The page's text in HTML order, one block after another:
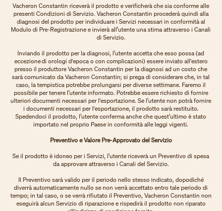
Vacheron Constantin riceverà il prodotto e verificherà che sia conforme alle
presenti Condizioni di Servizio. Vacheron Constantin procederà quindi alla
diagnosi del prodotto per individuare i Servizi necessari in conformità al
Modulo di Pre-Registrazione e invierà all’utente una stima attraverso i Canali
di Servizio.
Inviando il prodotto per la diagnosi, l’utente accetta che esso possa (ad
eccezione di orologi d'epoca o con complicazioni) essere inviato all'estero
presso il produttore Vacheron Constantin per la diagnosi ad un costo che
sarà comunicato da Vacheron Constantin; si prega di considerare che, in tal
caso, la tempistica potrebbe prolungarsi per diverse settimane. Faremo il
possibile per tenere l’utente informato. Potrebbe essere richiesto di fornire
ulteriori documenti necessari per l'esportazione. Se l’utente non potrà fornire
i documenti necessari per l'esportazione, il prodotto sarà restituito.
Spedendoci il prodotto, l’utente conferma anche che quest’ultimo è stato
importato nel proprio Paese in conformità alle leggi vigenti.
Preventivo e Valore Pre-Approvato del Servizio
Se il prodotto è idoneo per i Servizi, l’utente riceverà un Preventivo di spesa
da approvare attraverso i Canali del Servizio.
Il Preventivo sarà valido per il periodo nello stesso indicato, dopodiché
diverrà automaticamente nullo se non verrà accettato entro tale periodo di
tempo; in tal caso, o se verrà rifiutato il Preventivo, Vacheron Constantin non
eseguirà alcun Servizio di riparazione e rispedirà il prodotto non riparato